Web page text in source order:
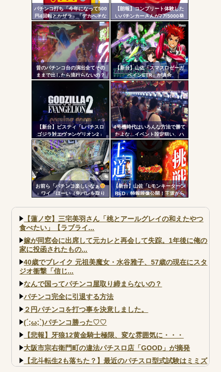
パチンコ打ち「今年になって500
円4回転とかザラ」「デカへそな
のに10回転とかザラ」←これほ
んまかよ？
【朗報】コンプリート体験した
いパチンカーさんが7万5000発
出ている台に着席した結果ｗｗ
ｗ
昔のパチンコ台の演出全てその
ままで出したら流行らないの？
【新台】山佐「スマスロゼーガ
ペインETR」が適合
【新台】ビスティ「Lパチスロ
ゴジラ対エヴァンゲリオン2」
PV第一弾公開！Gの衝撃再
来！！！
4号機時代はいろんな方法で勝て
たよな…イベント設定狙い、ハ
イエナ、超技術介入機、新装狙
い…
お前ら「パチンコ楽しいなぁ
」ワイ「ほーい（先バレを取り
【新台】山佐「Lモンキーターン
RED」特報映像公開！王道から
更新
ツー
ル
【蓮ノ空】三宅美羽さん「桃とアールグレイの和えたやつ
食べたい」【ラブライ...
嫁が同窓会に出席して元カレと再会して失踪。1年後に俺の
家に投函されたもの...
40歳でブレイク 元祖美魔女・水谷雅子、57歳の現在にスタ
ジオ衝撃「信じ...
なんで国ってパチンコ屋取り締まらないの？
パチンコ完全に引退する方法
２円パチンコを打つ事を決意しました。
(´;ω;`)パチンコ勝った♡♡
【悲報】牙狼12黄金騎士極限、変な雰囲気に・・・
大阪市宗右衛門町の違法パチスロ店「GOOD」が摘発
【北斗転生2も落ちた？】最近のパチスロ型式試験はミミズ